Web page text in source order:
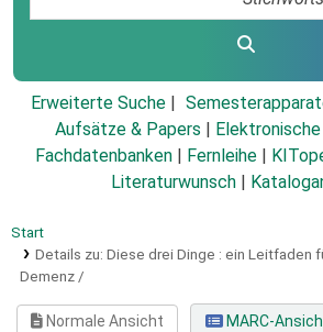
Erweiterte Suche
Aufsätze & Papers
Fachdatenbanken
Fernleihe
Literaturwunsch
Start
Details zu: Diese drei Dinge : ein Leitfaden
Demenz /
Normale Ansicht
MARC-